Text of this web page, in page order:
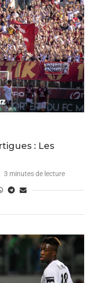
: Les
3 minutes de lecture